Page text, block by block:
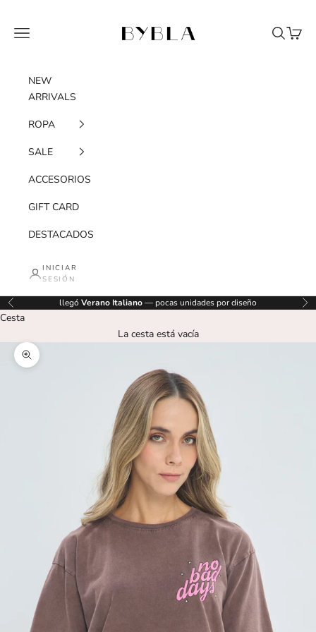
Menú
Buscar
Cesta
NEW
ARRIVALS
ROPA
SALE
ACCESORIOS
GIFT CARD
DESTACADOS
INICIAR
SESIÓN
Anterior llegó Verano Italiano— pocas unidades por diseño
Cesta
La cesta está vacía
Zoom